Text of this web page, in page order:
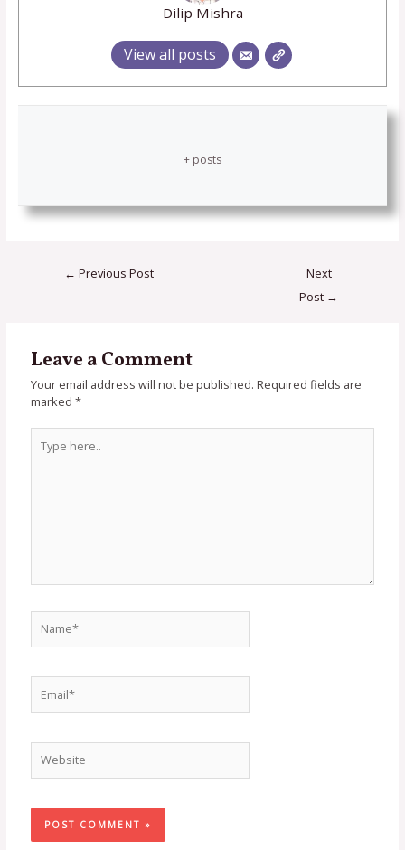
Dilip Mishra
View all posts
+ posts
← Previous Post
Next
Post →
Leave a Comment
Your email address will not be published. Required fields are
marked*
here..